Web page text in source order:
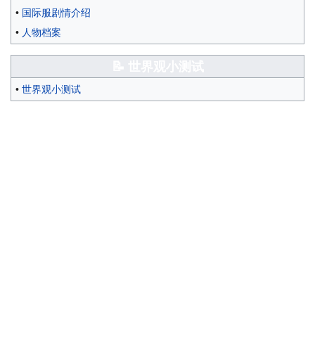
• 国际服剧情介绍
• 人物档案
• 世界观小测试